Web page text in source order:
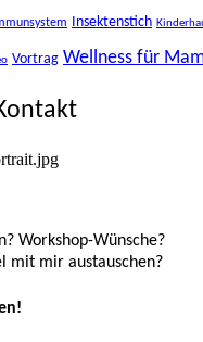
Insektenstich
Vortrag Wellness für
Workshop-Wünsche?
mit mir austauschen?